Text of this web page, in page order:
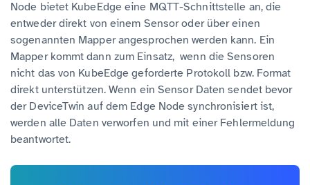
Node bietet KubeEdge eine MQTT-Schnittstelle an, die
entweder direkt von einem Sensor oder über einen
sogenannten Mapper angesprochen werden kann. Ein
Mapper kommt dann zum Einsatz, wenn die Sensoren
nicht das von KubeEdge geforderte Protokoll bzw. Format
direkt unterstützen. Wenn ein Sensor Daten sendet bevor
der DeviceTwin auf dem Edge Node synchronisiert ist,
werden alle Daten verworfen und mit einer Fehlermeldung
beantwortet.